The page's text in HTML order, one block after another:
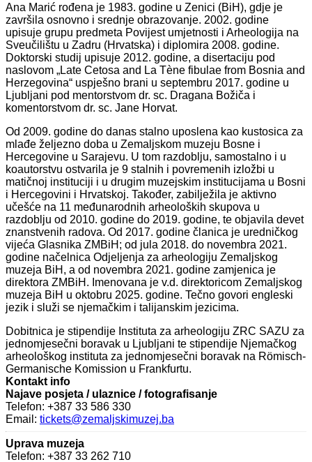
Ana Marić rođena je 1983. godine u Zenici (BiH), gdje je
završila osnovno i srednje obrazovanje. 2002. godine
upisuje grupu predmeta Povijest umjetnosti i Arheologija na
Sveučilištu u Zadru (Hrvatska) i diplomira 2008. godine.
Doktorski studij upisuje 2012. godine, a disertaciju pod
naslovom „Late Cetosa and La Tène fibulae from Bosnia and
Herzegovina“ uspješno brani u septembru 2017. godine u
Ljubljani pod mentorstvom dr. sc. Dragana Božiča i
komentorstvom dr. sc. Jane Horvat.
Od 2009. godine do danas stalno uposlena kao kustosica za
mlađe željezno doba u Zemaljskom muzeju Bosne i
Hercegovine u Sarajevu. U tom razdoblju, samostalno i u
koautorstvu ostvarila je 9 stalnih i povremenih izložbi u
matičnoj instituciji i u drugim muzejskim institucijama u Bosni
i Hercegovini i Hrvatskoj. Također, zabilježila je aktivno
učešće na 11 međunarodnih arheoloških skupova u
razdoblju od 2010. godine do 2019. godine, te objavila devet
znanstvenih radova. Od 2017. godine članica je uredničkog
vijeća Glasnika ZMBiH; od jula 2018. do novembra 2021.
godine načelnica Odjeljenja za arheologiju Zemaljskog
muzeja BiH, a od novembra 2021. godine zamjenica je
direktora ZMBiH. Imenovana je v.d. direktoricom Zemaljskog
muzeja BiH u oktobru 2025. godine. Tečno govori engleski
jezik i služi se njemačkim i talijanskim jezicima.
Dobitnica je stipendije Instituta za arheologiju ZRC SAZU za
jednomjesečni boravak u Ljubljani te stipendije Njemačkog
arheološkog instituta za jednomjesečni boravak na Römisch-
Germanische Komission u Frankfurtu.
Kontakt info
Najave posjeta / ulaznice / fotografisanje
Telefon: +387 33 586 330
Email: tickets@zemaljskimuzej.ba
Uprava muzeja
Telefon: +387 33 262 710